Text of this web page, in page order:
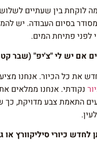
לוקחת בין שעתיים
לפני פתיחת המים.
את כל הכיור. אנחנו
נקודתי. אנחנו ממלאים
התאמת צבע מדויקת, כך